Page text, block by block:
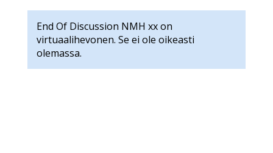
End Of Discussion NMH xx on
virtuaalihevonen. Se ei ole oikeasti
olemassa.